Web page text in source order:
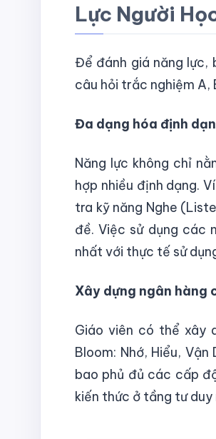
Lực Người
Để đánh giá năng lực,
câu hỏi trắc nghiệm A,
Đa dạng hóa định
Năng lực không chỉ
hợp nhiều định dạng.
tra kỹ năng Nghe
đề. Việc sử dụng các
nhất với thực tế sử
Xây dựng ngân hàng
Giáo viên có thể xây
Bloom: Nhớ, Hiểu,
bao phủ đủ các cấp
kiến thức ở tầng tư duy